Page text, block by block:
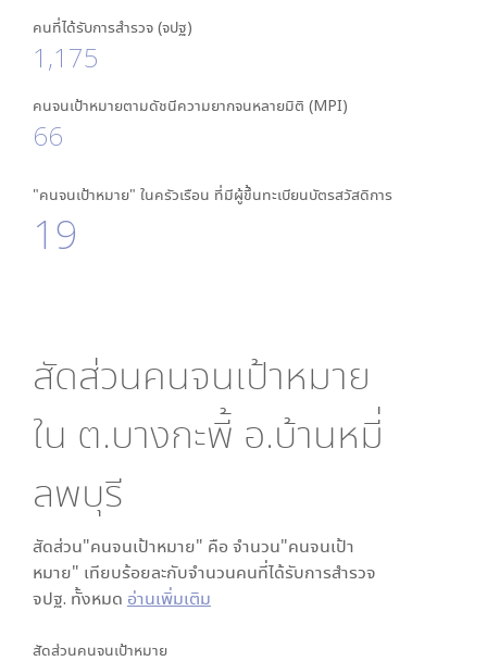
คนที่ได้รับการสำรวจ (จปฐ)
1,175
คนจนเป้าหมายตามดัชนีความยากจนหลายมิติ (MPI)
66
"คนจนเป้าหมาย" ในครัวเรือน ที่มีผู้ขึ้นทะเบียนบัตรสวัสดิการ
19
สัดส่วนคนจนเป้าหมาย
ใน ต.บางกะพี้ อ.บ้านหมี่
ลพบุรี
สัดส่วน"คนจนเป้าหมาย" คือ จำนวน"คนจนเป้า
หมาย" เทียบร้อยละกับจำนวนคนที่ได้รับการสำรวจ
จปฐ. ทั้งหมด อ่านเพิ่มเติม
สัดส่วนคนจนเป้าหมาย